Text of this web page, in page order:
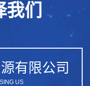
们
有限公司
US